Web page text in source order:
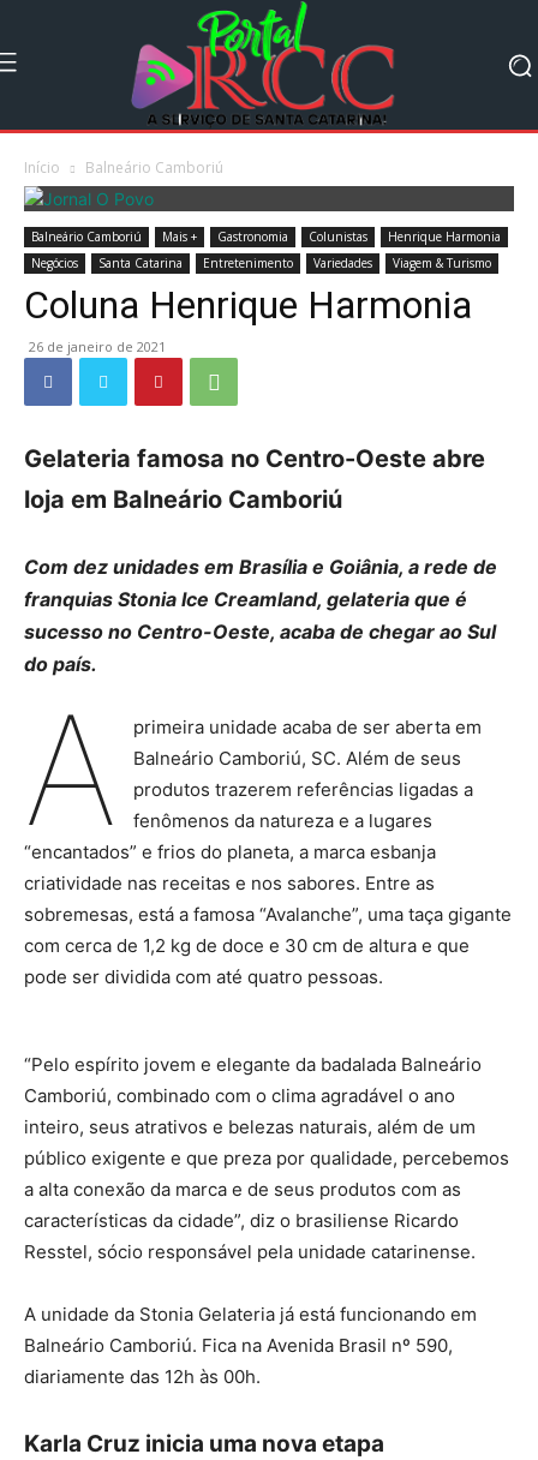
Início Balneário Camboriú
Balneário Camboriú Mais + Gastronomia Colunistas
Henrique Harmonia
Negócios
Santa Catarina Entretenimento Variedades Viagem & Turismo
Coluna Henrique Harmonia
26 de janeiro de 2021
Gelateria famosa no Centro-Oeste abre
loja em Balneário Camboriú
Com dez unidades em Brasília e Goiânia, a rede de
franquias Stonia Ice Creamland, gelateria que é
sucesso no Centro-Oeste, acaba de chegar ao Sul
do país.
A
primeira unidade acaba de ser aberta em
Balneário Camboriú, SC. Além de seus
produtos trazerem referências ligadas a
fenômenos da natureza e a lugares
“encantados” e frios do planeta, a marca esbanja
criatividade nas receitas e nos sabores. Entre as
sobremesas, está a famosa “Avalanche”, uma taça gigante
com cerca de 1,2 kg de doce e 30 cm de altura e que
pode ser dividida com até quatro pessoas.
“Pelo espírito jovem e elegante da badalada Balneário
Camboriú, combinado com o clima agradável o ano
inteiro, seus atrativos e belezas naturais, além de um
público exigente e que preza por qualidade, percebemos
a alta conexão da marca e de seus produtos com as
características da cidade”, diz o brasiliense Ricardo
Resstel, sócio responsável pela unidade catarinense.
A unidade da Stonia Gelateria já está funcionando em
Balneário Camboriú. Fica na Avenida Brasil nº 590,
diariamente das 12h às 00h.
Karla Cruz inicia uma nova etapa